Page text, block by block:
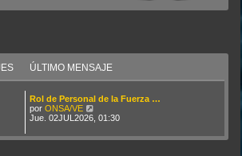
a
r
ÚLTIMO MENSAJE
Rol de Personal de la Fuerza …
por ONSA/VE
e
ú
Jue. 02JUL2026, 01:30